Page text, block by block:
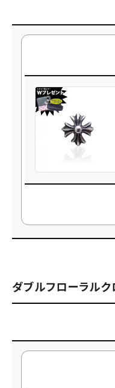
ダブルフローラル